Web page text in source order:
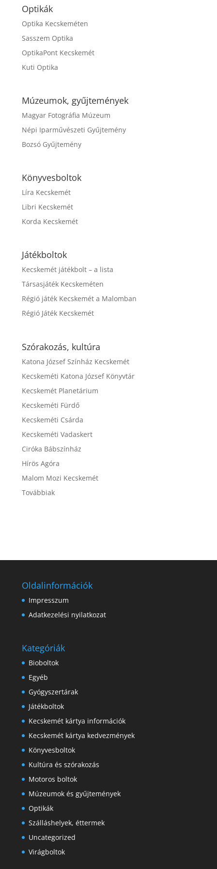
Optikák
Optika Kecskeméten
Sasszem Optika
OptikaPont Kecskemét
Kuti Optika
Múzeumok, gyűjtemények
Magyar Fotográfia Múzeum
Népi Iparművészeti Gyűjtemény
Bozsó Gyűjtemény
Könyvesboltok
Líra Kecskemét
Libri Kecskemét
Korda Kecskemét
Játékboltok
Kecskemét játékbolt – a lista
Társasjáték Kecskeméten
Régió játék Kecskemét a Malomban
Régió Játék Kecskemét
Szórakozás, kultúra
Katona József Színház Kecskemét
Kecskeméti Katona József Könyvtár
Kecskemét Planetárium
Kecskeméti Fürdő
Kecskeméti Csárda
Kecskeméti Vadaskert
Ciróka Bábszínház
Hírös Agóra
Malom Mozi Kecskemét
Továbbiak
Oldalinformációk
Impresszum
Adatkezelési nyilatkozat
Kategóriák
Bioboltok
Egyéb
Gyógyszertárak
Játékboltok
Kecskemét kártya információk
Kecskemét kártya kedvezmények
Könyvesboltok
Kultúra és szórakozás
Motoros boltok
Múzeumok és gyűjtemények
Optikák
Szálláshelyek, éttermek
Uncategorized
Virágboltok